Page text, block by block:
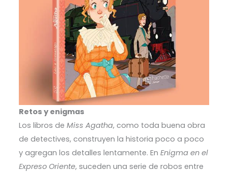
Retos y enigmas
Los libros de Miss Agatha, como toda buena obra
de detectives, construyen la historia poco a poco
y agregan los detalles lentamente. En Enigma en el
Expreso Oriente, suceden una serie de robos entre